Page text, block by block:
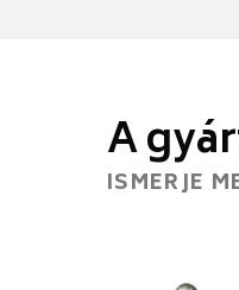
A
ISMERJE